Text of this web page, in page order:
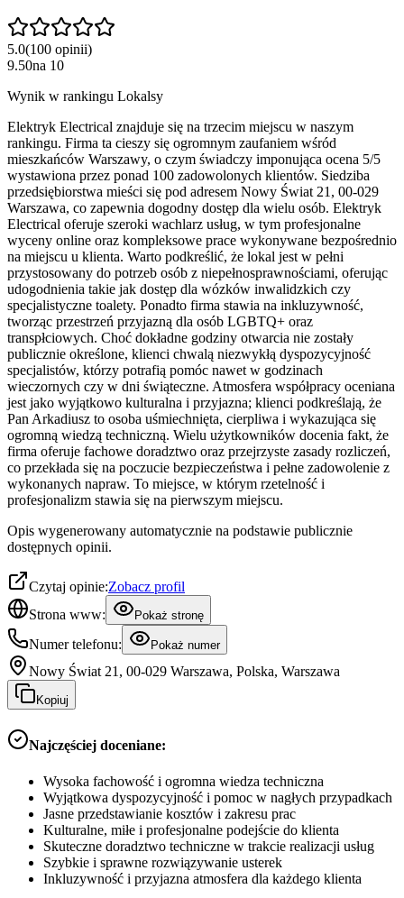
5.0(100 opinii)
9.50na 10
Wynik w rankingu Lokalsy
Elektryk Electrical znajduje się na trzecim miejscu w naszym
rankingu. Firma ta cieszy się ogromnym zaufaniem wśród
mieszkańców Warszawy, o czym świadczy imponująca ocena 5/5
wystawiona przez ponad 100 zadowolonych klientów. Siedziba
przedsiębiorstwa mieści się pod adresem Nowy Świat 21, 00-029
Warszawa, co zapewnia dogodny dostęp dla wielu osób. Elektryk
Electrical oferuje szeroki wachlarz usług, w tym profesjonalne
wyceny online oraz kompleksowe prace wykonywane bezpośrednio
na miejscu u klienta. Warto podkreślić, że lokal jest w pełni
przystosowany do potrzeb osób z niepełnosprawnościami, oferując
udogodnienia takie jak dostęp dla wózków inwalidzkich czy
specjalistyczne toalety. Ponadto firma stawia na inkluzywność,
tworząc przestrzeń przyjazną dla osób LGBTQ+ oraz
transpłciowych. Choć dokładne godziny otwarcia nie zostały
publicznie określone, klienci chwalą niezwykłą dyspozycyjność
specjalistów, którzy potrafią pomóc nawet w godzinach
wieczornych czy w dni świąteczne. Atmosfera współpracy oceniana
jest jako wyjątkowo kulturalna i przyjazna; klienci podkreślają, że
Pan Arkadiusz to osoba uśmiechnięta, cierpliwa i wykazująca się
ogromną wiedzą techniczną. Wielu użytkowników docenia fakt, że
firma oferuje fachowe doradztwo oraz przejrzyste zasady rozliczeń,
co przekłada się na poczucie bezpieczeństwa i pełne zadowolenie z
wykonanych napraw. To miejsce, w którym rzetelność i
profesjonalizm stawia się na pierwszym miejscu.
Opis wygenerowany automatycznie na podstawie publicznie
dostępnych opinii.
Czytaj opinie:Zobacz profil
Strona www:
Pokaż stronę
Numer telefonu: Pokaż numer
Nowy Świat 21, 00-029 Warszawa, Polska, Warszawa
Kopiuj
Najczęściej doceniane:
Wysoka fachowość i ogromna wiedza techniczna
Wyjątkowa dyspozycyjność i pomoc w nagłych przypadkach
Jasne przedstawianie kosztów i zakresu prac
Kulturalne, miłe i profesjonalne podejście do klienta
Skuteczne doradztwo techniczne w trakcie realizacji usług
Szybkie i sprawne rozwiązywanie usterek
Inkluzywność i przyjazna atmosfera dla każdego klienta